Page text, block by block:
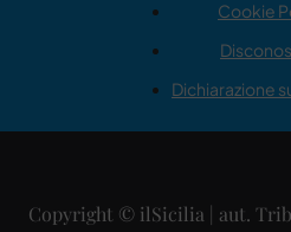
Cookie
Dichiarazione
Copyright © ilSicilia | aut.